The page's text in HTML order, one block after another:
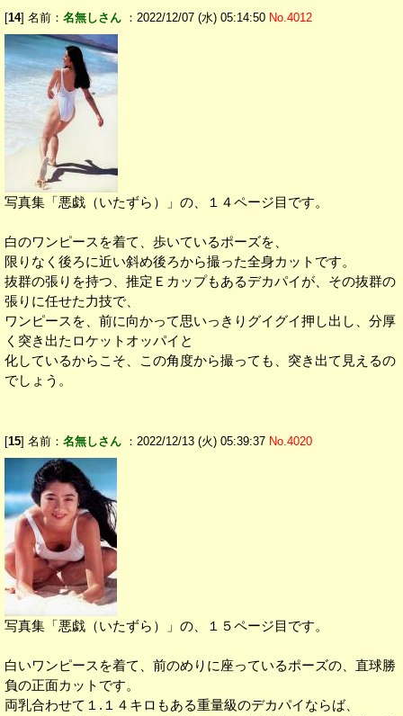
[14] 名前： 名無しさん ：2022/12/07 (水) 05:14:50 No.4012
写真集「悪戯（いたずら）」の、１４ページ目です。
白のワンピースを着て、歩いているポーズを、
限りなく後ろに近い斜め後ろから撮った全身カットです。
抜群の張りを持つ、推定Ｅカップもあるデカパイが、その抜群の
張りに任せた力技で、
ワンピースを、前に向かって思いっきりグイグイ押し出し、分厚
く突き出たロケットオッパイと
化しているからこそ、この角度から撮っても、突き出て見えるの
でしょう。
[15] 名前： 名無しさん ：2022/12/13 (火) 05:39:37 No.4020
写真集「悪戯（いたずら）」の、１５ページ目です。
白いワンピースを着て、前のめりに座っているポーズの、直球勝
負の正面カットです。
両乳合わせて１.１４キロもある重量級のデカパイならば、